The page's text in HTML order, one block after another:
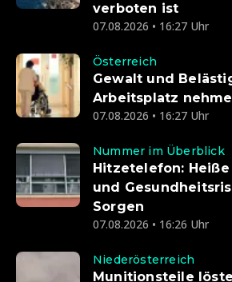
verboten ist
07.08.2026 • 16:27 Uhr
Österreich
Gewalt und
Arbeitsplatz
07.08.2026 • 16:27 Uhr
Nummer im Überblick
Hitzetelefon:
und
Sorgen
07.08.2026 • 16:26 Uhr
Niederösterreich
Munitionsteile